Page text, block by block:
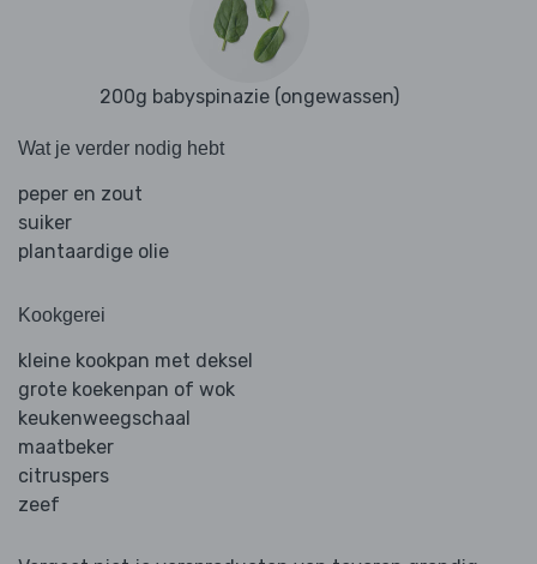
200g babyspinazie (ongewassen)
Wat je verder nodig hebt
peper en zout
suiker
plantaardige olie
Kookgerei
kleine kookpan met deksel
grote koekenpan of wok
keukenweegschaal
maatbeker
citruspers
zeef